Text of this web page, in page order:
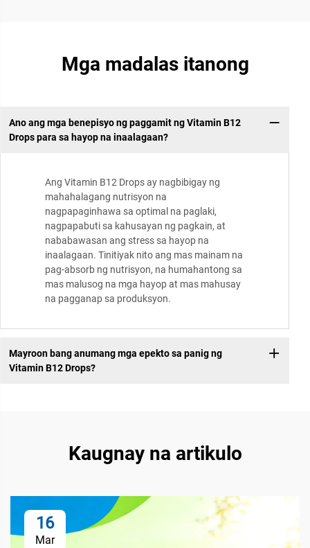
Mga madalas itanong
Ano ang mga benepisyo ng paggamit ng Vitamin B12
Drops para sa hayop na inaalagaan?
Ang Vitamin B12 Drops ay nagbibigay ng
mahahalagang nutrisyon na
nagpapaginhawa sa optimal na paglaki,
nagpapabuti sa kahusayan ng pagkain, at
nababawasan ang stress sa hayop na
inaalagaan. Tinitiyak nito ang mas mainam na
pag-absorb ng nutrisyon, na humahantong sa
mas malusog na mga hayop at mas mahusay
na pagganap sa produksyon.
Mayroon bang anumang mga epekto sa panig ng
Vitamin B12 Drops?
Kaugnay na artikulo
16
Mar